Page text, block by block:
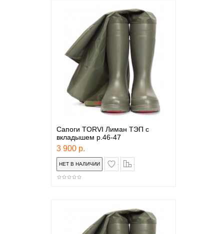
Сапоги TORVI Лиман ТЭП с
вкладышем р.46-47
3 900 р.
в закладки